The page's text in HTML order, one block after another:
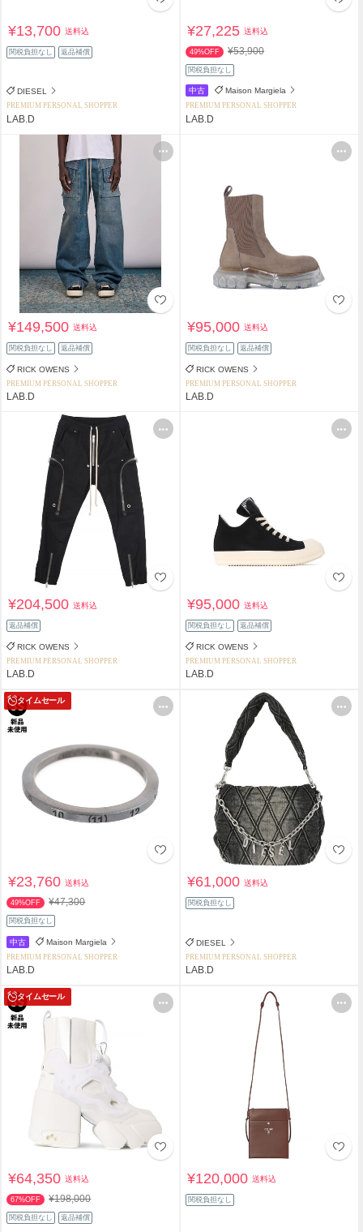
¥13,700送料込
関税負担なし 返品補償
DIESEL
PREMIUM PERSONAL SHOPPER
LAB.D
¥27,225送料込
49%OFF ¥53,900
関税負担なし
中古 Maison Margiela
PREMIUM PERSONAL SHOPPER
LAB.D
¥149,500送料込
関税負担なし 返品補償
RICK OWENS
PREMIUM PERSONAL SHOPPER
LAB.D
¥95,000送料込
関税負担なし 返品補償
RICK OWENS
PREMIUM PERSONAL SHOPPER
LAB.D
¥204,500送料込
返品補償
RICK OWENS
PREMIUM PERSONAL SHOPPER
LAB.D
¥95,000送料込
関税負担なし 返品補償
RICK OWENS
PREMIUM PERSONAL SHOPPER
LAB.D
タイムセール
¥23,760送料込
49%OFF ¥47,300
関税負担なし
中古 Maison Margiela
PREMIUM PERSONAL SHOPPER
LAB.D
¥61,000送料込
関税負担なし
DIESEL
PREMIUM PERSONAL SHOPPER
LAB.D
タイムセール
¥64,350送料込
67%OFF ¥198,000
関税負担なし 返品補償
¥120,000送料込
関税負担なし